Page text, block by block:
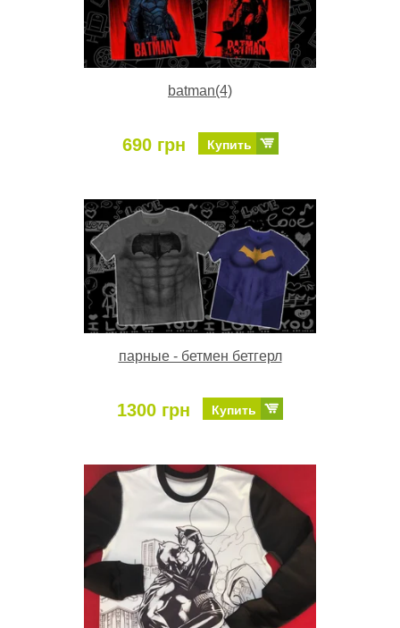
batman(4)
690 грн Купить
парные - бетмен бетгерл
1300 грн Купить